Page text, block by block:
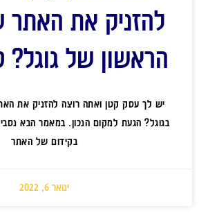
להזניק את האתר
הראשון של
יש לך עסק קטן ואתה רוצה להזניק את
בגוגל? הגעת למקום הנכון. במאמר הבא
בקידום של האתר
ינואר 6, 2022